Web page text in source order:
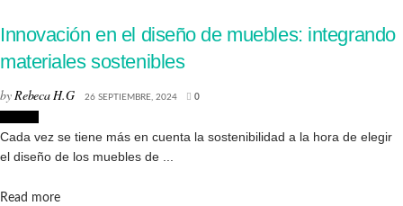
Innovación en el diseño de muebles: integrando
materiales sostenibles
byRebeca H.G 26 SEPTIEMBRE, 2024 0
Cada vez se tiene más en cuenta la sostenibilidad a la hora de elegir
el diseño de los muebles de ...
Read moreDetails